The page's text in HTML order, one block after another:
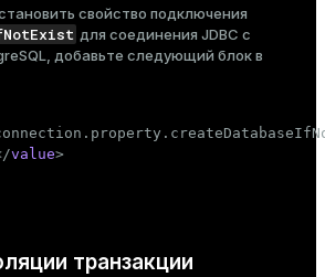
свойство подключения
для соединения JDBC с
добавьте следующий блок в
value>
транзакции